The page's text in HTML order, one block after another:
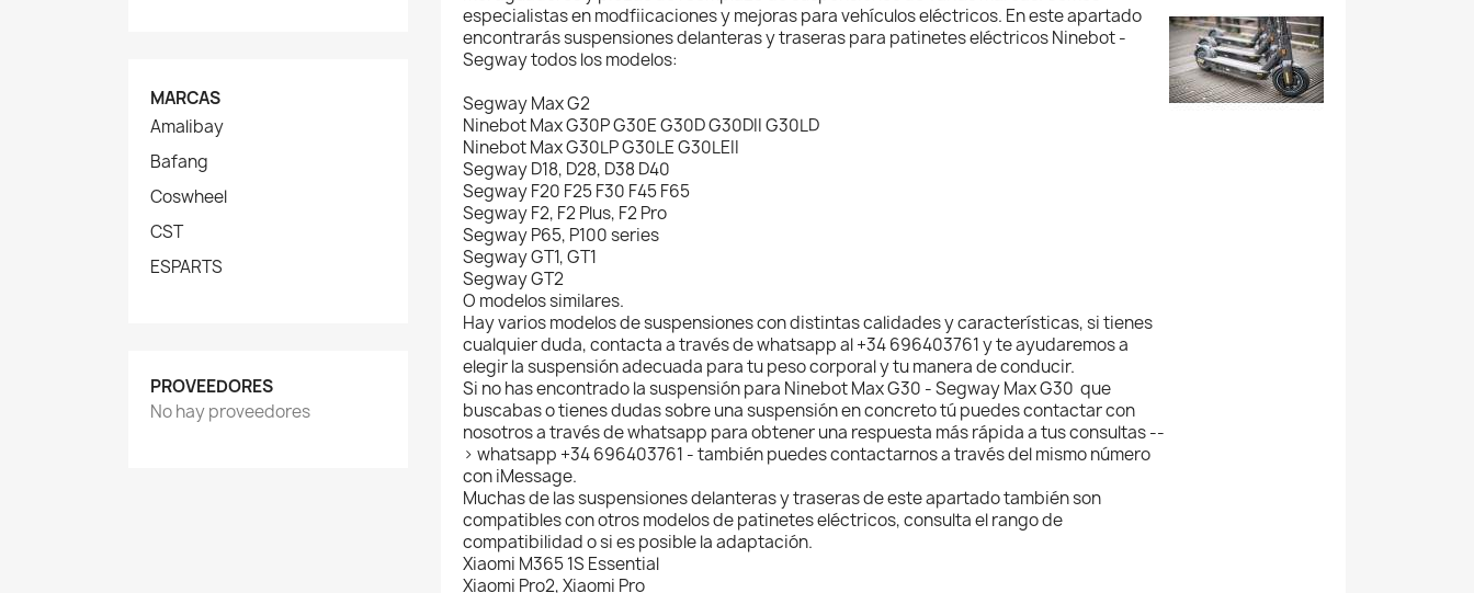
MARCAS
Amalibay
Bafang
Coswheel
CST
ESPARTS
PROVEEDORES
No hay proveedores
especialistas en modfiicaciones y mejoras para vehículos eléctricos. En este apartado
encontrarás suspensiones delanteras y traseras para patinetes eléctricos Ninebot -
Segway todos los modelos:
Segway Max G2
Ninebot Max G30P G30E G30D G30DII G30LD
Ninebot Max G30LP G30LE G30LEII
Segway D18, D28, D38 D40
Segway F20 F25 F30 F45 F65
Segway F2, F2 Plus, F2 Pro
Segway P65, P100 series
Segway GT1, GT1
Segway GT2
O modelos similares.
Hay varios modelos de suspensiones con distintas calidades y características, si tienes
cualquier duda, contacta a través de whatsapp al +34 696403761 y te ayudaremos a
elegir la suspensión adecuada para tu peso corporal y tu manera de conducir.
Si no has encontrado la suspensión para Ninebot Max G30 - Segway Max G30 que
buscabas o tienes dudas sobre una suspensión en concreto tú puedes contactar con
nosotros a través de whatsapp para obtener una respuesta más rápida a tus consultas --
> whatsapp +34 696403761 - también puedes contactarnos a través del mismo número
con iMessage.
Muchas de las suspensiones delanteras y traseras de este apartado también son
compatibles con otros modelos de patinetes eléctricos, consulta el rango de
compatibilidad o si es posible la adaptación.
Xiaomi M365 1S Essential
Xiaomi Pro2, Xiaomi Pro